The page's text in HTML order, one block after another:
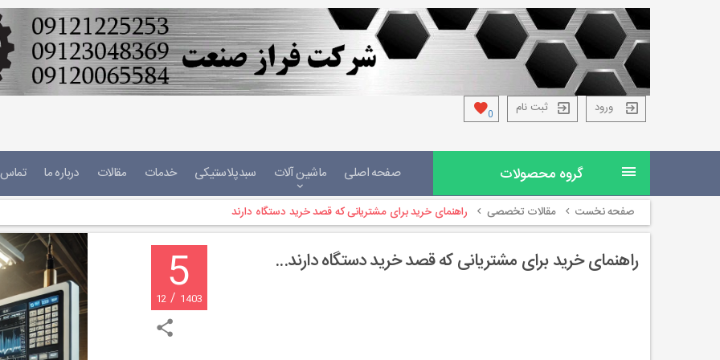
ورود ثبت نام 0
صفحه اصلی ماشین آلات سبدپلاستیکی خدمات مقالات درباره ما تماس گروه محصولات
صفحه نخست مقالات تخصصی راهنمای خرید برای مشتریانی که قصد خرید دستگاه دارند
راهنمای خرید برای مشتریانی که قصد خرید دستگاه دارند... 5
12 / 1403